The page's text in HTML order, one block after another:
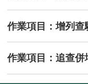
作業項目：增列查
作業項目：追查併